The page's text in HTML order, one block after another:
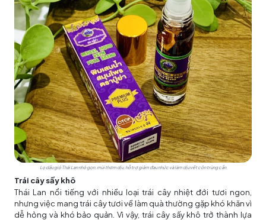
Lọ dầu gió Thái Lan nhỏ gọn, mùi thơm dịu, hỗ trợ giảm đau nhức và làm dịu vết côn trùng cắn
Trái cây sấy khô
Thái Lan nổi tiếng với nhiều loại trái cây nhiệt đới tươi ngon,
nhưng việc mang trái cây tươi về làm quà thường gặp khó khăn vì
dễ hỏng và khó bảo quản. Vì vậy, trái cây sấy khô trở thành lựa